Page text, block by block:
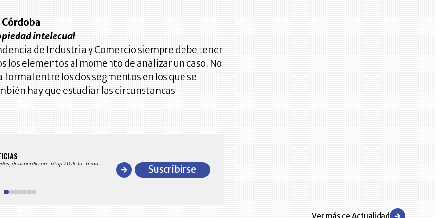
Córdoba
intelecual
de Industria y Comercio siempre debe tener
los elementos al momento de analizar un caso. No
formal entre los dos segmentos en los que se
hay que estudiar las circunstancas
de acuerdo con su top 20 de los temas
comportamiento general y detallado de las 10.000 primeras empresas
en ventas en ColombiaSuscribirse
Ver más de Actualidad